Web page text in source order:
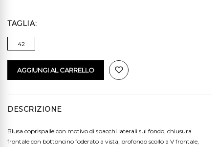
TAGLIA
42
AGGIUNGI AL CARRELLO
DESCRIZIONE
Blusa coprispalle con motivo di spacchi laterali sul fondo, chiusura
frontale con bottoncino foderato a vista, profondo scollo a V frontale,